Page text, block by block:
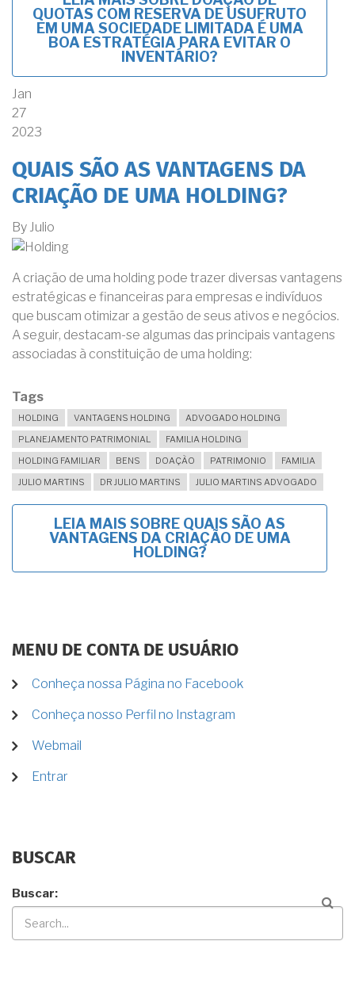
QUOTAS COM RESERVA DE USUFRUTO
EM UMA SOCIEDADE LIMITADA É UMA
BOA ESTRATÉGIA PARA EVITAR O
INVENTÁRIO?
Jan
27
2023
QUAIS SÃO AS VANTAGENS DA
CRIAÇÃO DE UMA HOLDING?
By Julio
A criação de uma holding pode trazer diversas vantagens
estratégicas e financeiras para empresas e indivíduos
que buscam otimizar a gestão de seus ativos e negócios.
A seguir, destacam-se algumas das principais vantagens
associadas à constituição de uma holding:
Tags
HOLDING VANTAGENS HOLDING
ADVOGADO HOLDING
PLANEJAMENTO PATRIMONIAL
FAMILIA HOLDING
HOLDING FAMILIAR
BENS DOAÇÃO PATRIMONIO
FAMILIA
JULIO MARTINS
DR JULIO MARTINS JULIO MARTINS ADVOGADO
LEIA MAIS SOBRE QUAIS SÃO AS
VANTAGENS DA CRIAÇÃO DE UMA
HOLDING?
MENU DE CONTA DE USUÁRIO
Conheça nossa Página no Facebook
Conheça nosso Perfil no Instagram
Webmail
Entrar
BUSCAR
Buscar